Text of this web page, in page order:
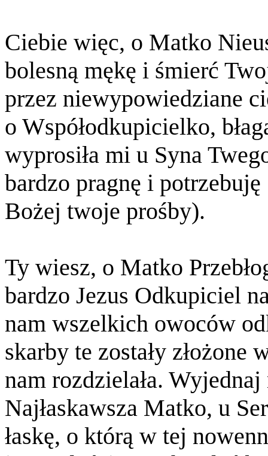
Ciebie więc, o Matko
bolesną mękę i śmierć
przez niewypowiedziane
o Współodkupicielko,
wyprosiła mi u Syna
bardzo pragnę i
Bożej twoje prośby).
Ty wiesz, o Matko
bardzo Jezus Odkupiciel
nam wszelkich owoców
skarby te zostały złożone
nam rozdzielała.
Najłaskawsza Matko, u
łaskę, o którą w tej